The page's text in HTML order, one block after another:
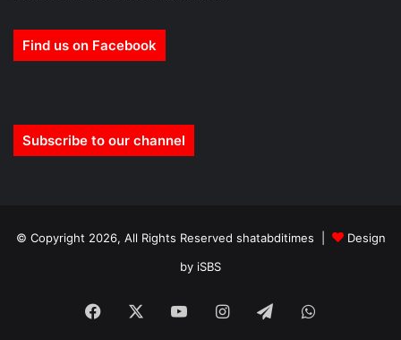
Find us on Facebook
Subscribe to our channel
© Copyright 2026, All Rights Reserved shatabditimes |
Design
by iSBS
Facebook YouTubeInstagramTelegramWhatsApp